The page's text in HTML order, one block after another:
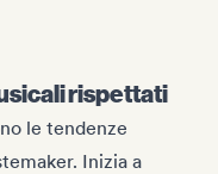
rispettati
le tendenze
Inizia a